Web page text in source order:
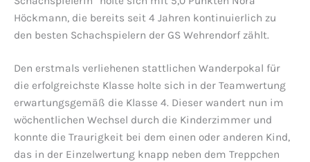
Höckmann, die bereits seit 4 Jahren kontinuierlich zu
den besten Schachspielern der GS Wehrendorf zählt.
Den erstmals verliehenen stattlichen Wanderpokal für
die erfolgreichste Klasse holte sich in der Teamwertung
erwartungsgemäß die Klasse 4. Dieser wandert nun im
wöchentlichen Wechsel durch die Kinderzimmer und
konnte die Traurigkeit bei dem einen oder anderen Kind,
das in der Einzelwertung knapp neben dem Treppchen